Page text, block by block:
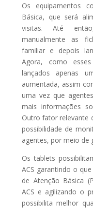
Os equipamentos
Básica, que será
visitas. Até
manualmente as
familiar e depois
Agora, como
lançados apenas
aumentada, assim
uma vez que
mais informações
Outro fator relevante
possibilidade de
agentes, por meio de
Os tablets
ACS garantindo o
de Atenção Básica
ACS e agilizando o
possibilita melhor